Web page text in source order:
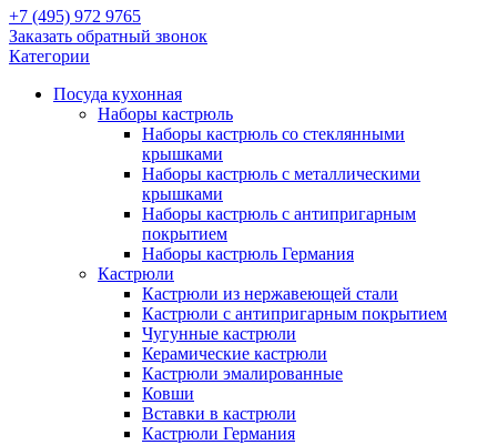
+7 (495) 972 9765
Заказать обратный звонок
Категории
Посуда кухонная
Наборы кастрюль
Наборы кастрюль со стеклянными
крышками
Наборы кастрюль с металлическими
крышками
Наборы кастрюль с антипригарным
покрытием
Наборы кастрюль Германия
Кастрюли
Кастрюли из нержавеющей стали
Кастрюли с антипригарным покрытием
Чугунные кастрюли
Керамические кастрюли
Кастрюли эмалированные
Ковши
Вставки в кастрюли
Кастрюли Германия